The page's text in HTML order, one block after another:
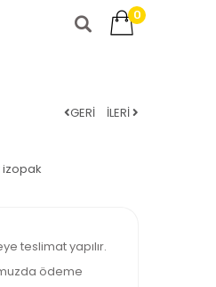
0
GERİ İLERİ
izopak
teslimat yapılır.
ödeme